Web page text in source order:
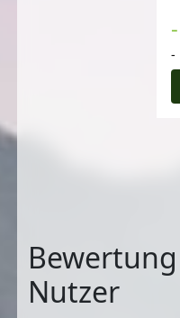
-
-
Nutzer